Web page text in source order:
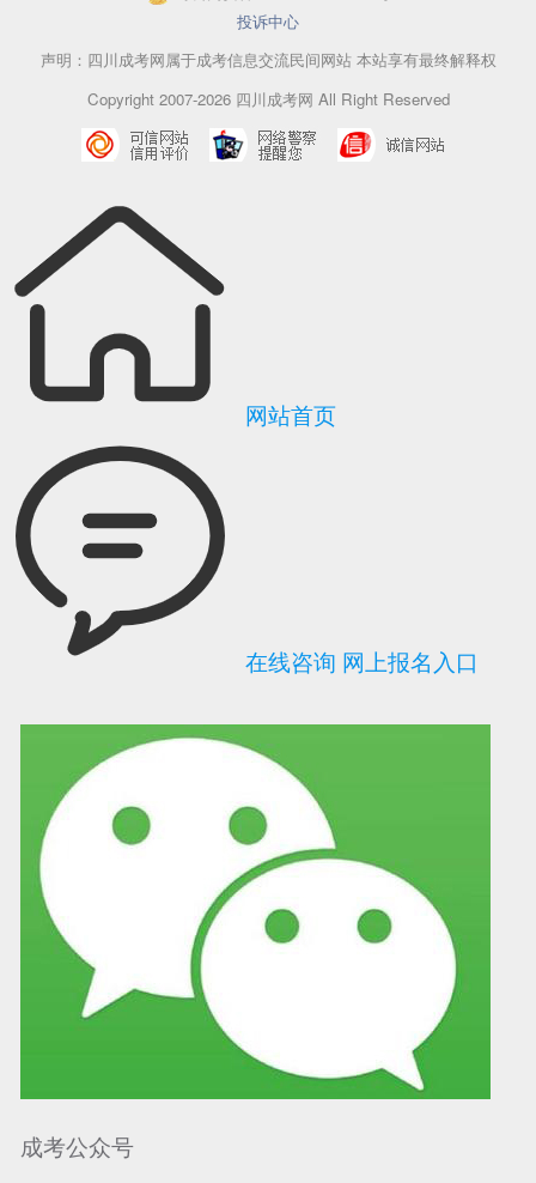
投诉中心
声明：四川成考网属于成考信息交流民间网站 本站享有最终解释权
Copyright 2007-2026 四川成考网 All Right Reserved
可信网站信用评 网络警察提醒你 诚信网站
网站首页
在线咨询 网上报名入口
成考公众号